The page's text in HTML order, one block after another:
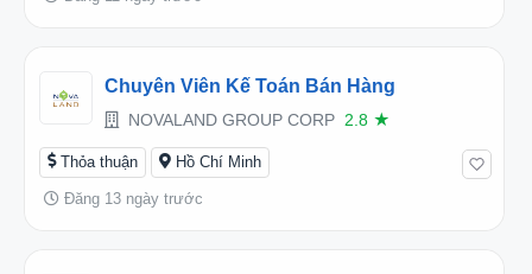
Chuyên Viên Kế Toán Bán Hàng
NOVALAND GROUP CORP 2.8 ★
Thỏa thuận Hồ Chí Minh
Đăng 13 ngày trước